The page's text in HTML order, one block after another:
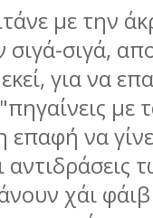
µε την
σιγά,
για να
µε
επαφή να
αντιδράσεις
χάι